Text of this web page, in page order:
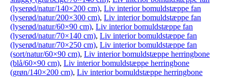
(lyserød/natur/140×200 cm), Liv interior bomuldstæppe fan
(lyserød/natur/200×300 cm), Liv interior bomuldstæppe fan
(lyserød/natur/60×90 cm), Liv interior bomuldstæppe fan
(lyserød/natur/70×140 cm), Liv interior bomuldstæppe fan
(lyserød/natur/70×250 cm), Liv interior bomuldstæppe fan
(sort/natur/60×90 cm), Liv interior bomuldstæppe herringbone
(blå/60×90 cm), Liv interior bomuldstæppe herringbone
(grøn/140×200 cm), Liv interior bomuldstæppe herringbone